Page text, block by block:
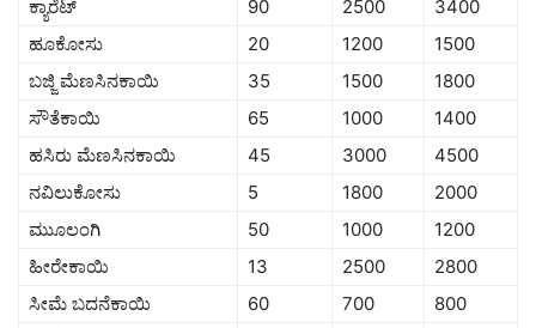
ಕ್ಯಾರೆಟ್
90 2500
3400
ಹೂಕೋಸು
20 1200
1500
ಬಜ್ಜಿ ಮೆಣಸಿನಕಾಯಿ
35 1500
1800
ಸೌತೆಕಾಯಿ
65 1000
1400
ಹಸಿರು ಮೆಣಸಿನಕಾಯಿ
45 3000
4500
ನವಿಲುಕೋಸು
5 1800
2000
ಮುೂಲಂಗಿ
50 1000
1200
ಹೀರೇಕಾಯಿ
13 2500
2800
ಸೀಮೆ ಬದನೆಕಾಯಿ
60 700
800